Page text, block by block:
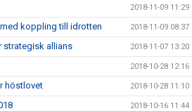
2018-11-09 11:29
koppling till idrotten 2018-11-09 08:37
strategisk allians 2018-11-07 13:20
2018-10-28 12:16
höstlovet 2018-10-28 11:10
2018-10-16 11:44